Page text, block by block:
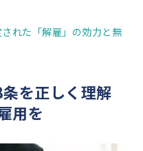
れた「解雇」の効力と無
を正しく理解
用を